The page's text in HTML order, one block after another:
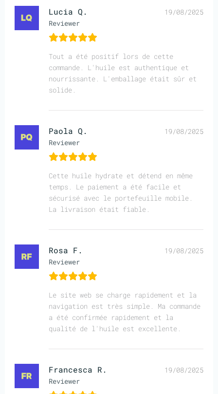
Lucia Q.
Reviewer
19/08/2025
Tout a été positif lors de cette
commande. L'huile est authentique et
nourrissante. L'emballage était sûr et
solide.
Paola Q.
Reviewer
19/08/2025
Cette huile hydrate et détend en même
temps. Le paiement a été facile et
sécurisé avec le portefeuille mobile.
La livraison était fiable.
Rosa F.
Reviewer
19/08/2025
Le site web se charge rapidement et la
navigation est très simple. Ma commande
a été confirmée rapidement et la
qualité de l'huile est excellente.
Francesca R.
Reviewer
19/08/2025